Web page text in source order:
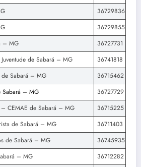
36729836
36729855
– MG
36727731
de Sabará – MG
36741818
Sabará – MG
36715462
Sabará – MG
36727729
CEMAE de Sabará – MG
36715225
de Sabará – MG
36711403
de Sabará – MG
36745935
– MG
36712282